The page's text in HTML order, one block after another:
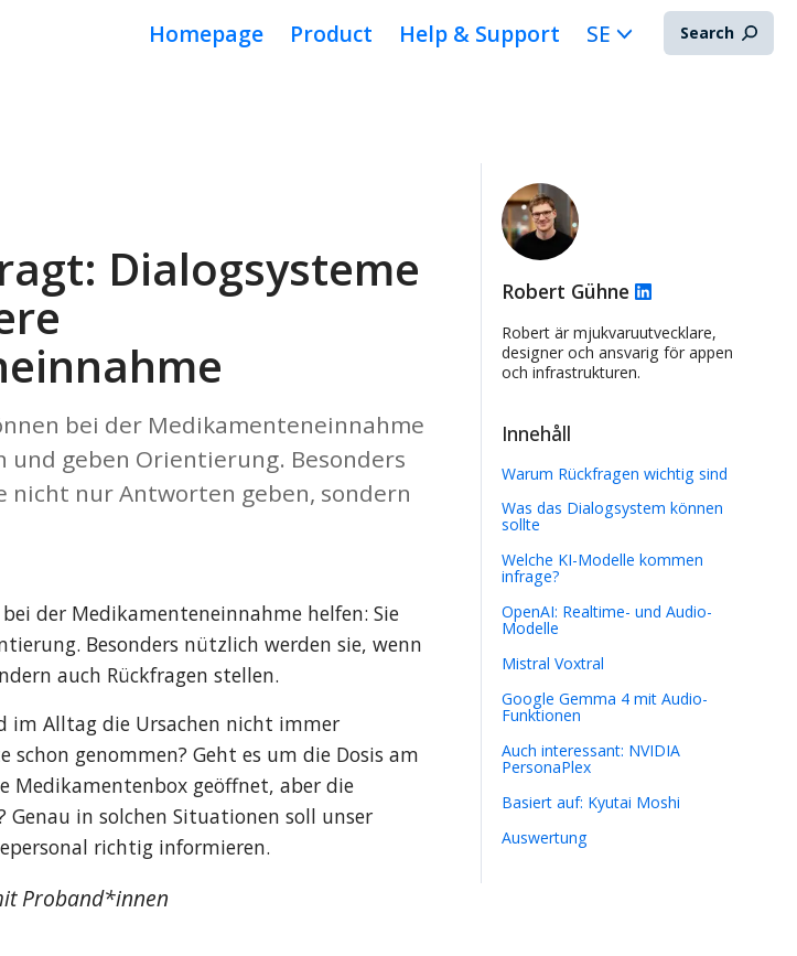
Homepage Product Help & Support SE Search
Dialogsysteme
bei der Medikamenteneinnahme
und geben Orientierung. Besonders
nicht nur Antworten geben, sondern
der Medikamenteneinnahme helfen: Sie
Besonders nützlich werden sie, wenn
auch Rückfragen stellen.
im Alltag die Ursachen nicht immer
genommen? Geht es um die Dosis am
Medikamentenbox geöffnet, aber die
in solchen Situationen soll unser
richtig informieren.
Proband*innen
Robert Gühne
Robert är mjukvaruutvecklare,
designer och ansvarig för appen
och infrastrukturen.
Innehåll
Warum Rückfragen wichtig sind
Was das Dialogsystem können
sollte
Welche KI-Modelle kommen
infrage?
OpenAI: Realtime- und Audio-
Modelle
Mistral Voxtral
Google Gemma 4 mit Audio-
Funktionen
Auch interessant: NVIDIA
PersonaPlex
Basiert auf: Kyutai Moshi
Auswertung